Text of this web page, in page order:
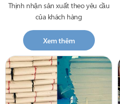
Thịnh nhận sản xuất theo yêu cầu
của khách hàng
Xem thêm